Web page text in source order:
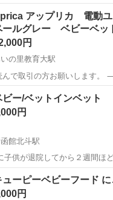
ですか？ ノコギリ、ミヤマ、
め、子供と一緒に来れる方
...
クワガタ
アップリカ 電動
ールグレー ベビーベ
円
の里教育大駅
取引の方お願いします。 ⸻ 【商品
： cm メーカー：アップリカ
あいの里教育大駅 ベビー
ビー/ベットインベット
円
館北斗駅
子供が退院してから２週間ほ
も中古品
はご遠慮くださいm(_ _)mノー
新函館北斗駅 ベビー用品
ューピーベビーフード
円